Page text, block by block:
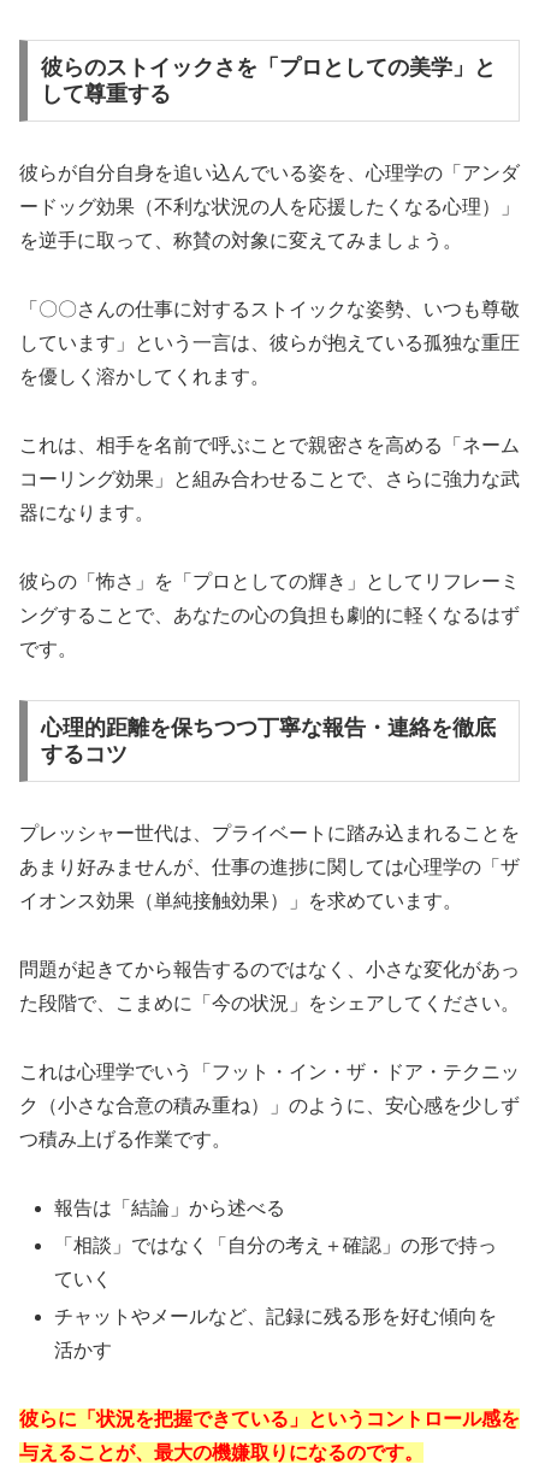
彼らのストイックさを「プロとしての美学」と
して尊重する
彼らが自分自身を追い込んでいる姿を、心理学の「アンダ
ードッグ効果（不利な状況の人を応援したくなる心理）」
を逆手に取って、称賛の対象に変えてみましょう。
「〇〇さんの仕事に対するストイックな姿勢、いつも尊敬
しています」という一言は、彼らが抱えている孤独な重圧
を優しく溶かしてくれます。
これは、相手を名前で呼ぶことで親密さを高める「ネーム
コーリング効果」と組み合わせることで、さらに強力な武
器になります。
彼らの「怖さ」を「プロとしての輝き」としてリフレーミ
ングすることで、あなたの心の負担も劇的に軽くなるはず
です。
心理的距離を保ちつつ丁寧な報告・連絡を徹底
するコツ
プレッシャー世代は、プライベートに踏み込まれることを
あまり好みませんが、仕事の進捗に関しては心理学の「ザ
イオンス効果（単純接触効果）」を求めています。
問題が起きてから報告するのではなく、小さな変化があっ
た段階で、こまめに「今の状況」をシェアしてください。
これは心理学でいう「フット・イン・ザ・ドア・テクニッ
ク（小さな合意の積み重ね）」のように、安心感を少しず
つ積み上げる作業です。
報告は「結論」から述べる
「相談」ではなく「自分の考え＋確認」の形で持っ
ていく
チャットやメールなど、記録に残る形を好む傾向を
活かす
彼らに「状況を把握できている」というコントロール感を
与えることが、最大の機嫌取りになるのです。